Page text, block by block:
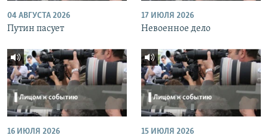
04 АВГУСТА 2026
Путин пасует
17 ИЮЛЯ 2026
Невоенное дело
16 ИЮЛЯ 2026 15 ИЮЛЯ 2026